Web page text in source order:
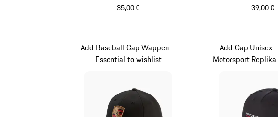
35,00 € 39,00 €
Add Baseball Cap Wappen –
Essential to wishlist
Add Cap Unisex
Motorsport